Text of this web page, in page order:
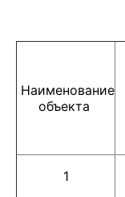
Наименование
объекта
1